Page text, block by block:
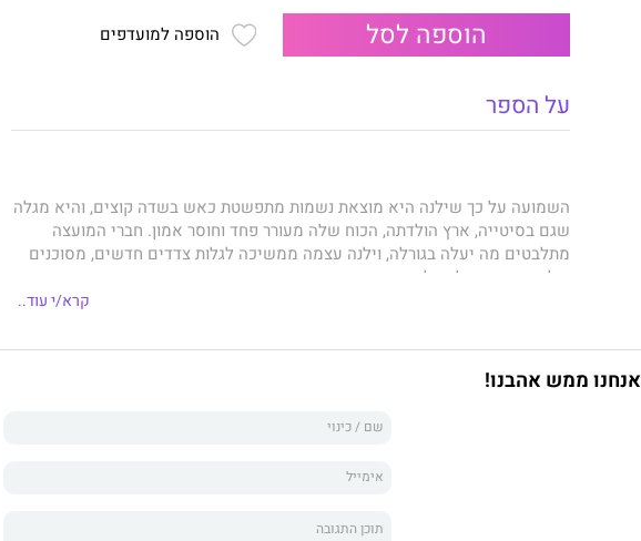
הוספה לסל הוספה למועדפים
על הספר
השמועה על כך שילנה היא מוצאת נשמות מתפשטת כאש בשדה קוצים, והיא מגלה
שגם בסיטייה, ארץ הולדתה, הכוח שלה מעורר פחד וחוסר אמון. חברי המועצה
מתלבטים מה יעלה בגורלה, וילנה עצמה ממשיכה לגלות צדדים חדשים, מסוכנים
ובלתי צפויים של יכולותיה.
אירועים מטרידים מאלצים את ילנה לשוב ולנוע בין הארצות, ובמסעותיה נאמנויות
הזדמנות אחת להוכיח את עצמה ולהציל את הארצות היקרות לליבה.
– הספר השלישי והאחרון בטרילוגיית
קרא/י עוד..
אנחנו ממש אהבנו!